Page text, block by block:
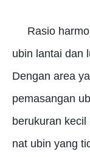
Rasio
ubin lantai dan
Dengan area
pemasangan
berukuran
nat ubin yang